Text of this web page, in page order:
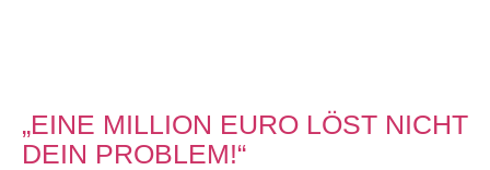
„EINE MILLION EURO LÖST NICHT
DEIN PROBLEM!“